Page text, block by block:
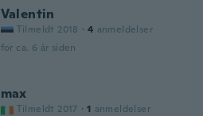
Valentin
Tilmeldt 2018 · 4 anmeldelser
for ca. 6 år siden
max
Tilmeldt 2017 · 1 anmeldelser